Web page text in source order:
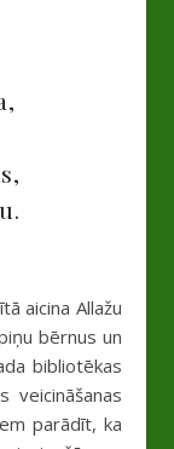
bērnus un
bibliotēkas
veicināšanas
parādīt, ka